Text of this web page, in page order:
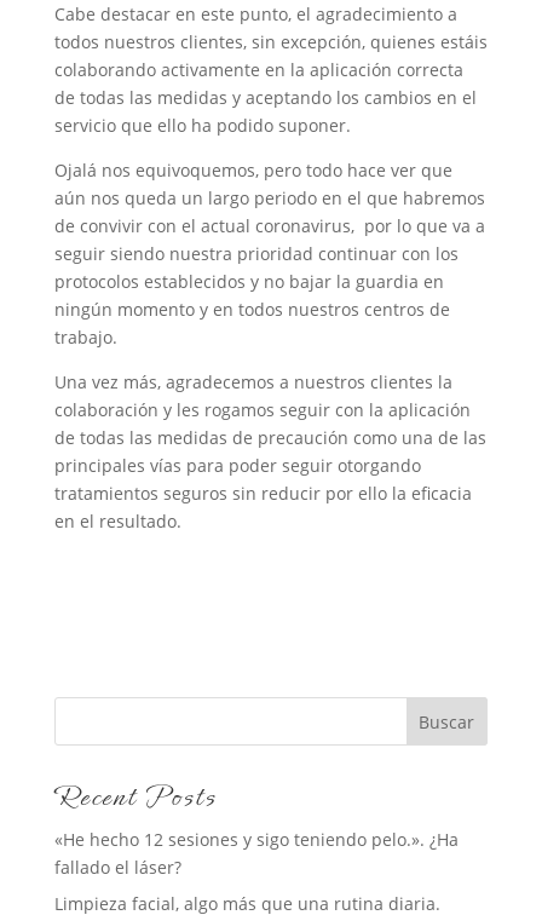
Cabe destacar en este punto, el agradecimiento a
todos nuestros clientes, sin excepción, quienes estáis
colaborando activamente en la aplicación correcta
de todas las medidas y aceptando los cambios en el
servicio que ello ha podido suponer.
Ojalá nos equivoquemos, pero todo hace ver que
aún nos queda un largo periodo en el que habremos
de convivir con el actual coronavirus, por lo que va a
seguir siendo nuestra prioridad continuar con los
protocolos establecidos y no bajar la guardia en
ningún momento y en todos nuestros centros de
trabajo.
Una vez más, agradecemos a nuestros clientes la
colaboración y les rogamos seguir con la aplicación
de todas las medidas de precaución como una de las
principales vías para poder seguir otorgando
tratamientos seguros sin reducir por ello la eficacia
en el resultado.
Buscar
Recent Posts
«He hecho 12 sesiones y sigo teniendo pelo.». ¿Ha
fallado el láser?
Limpieza facial, algo más que una rutina diaria.